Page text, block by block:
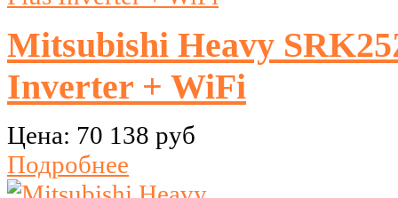
Mitsubishi Heavy
Inverter + WiFi
Цена: 70 138 руб
Подробнее